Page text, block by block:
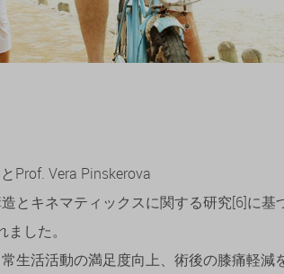
Prof. Vera Pinskerova
とキネマティックスに関する研究[6]に基
した。
生活活動の満足度向上、術後の膝痛軽減